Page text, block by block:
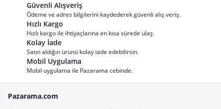
Güvenli Alışveriş
Ödeme ve adres bilgilerini kaydederek güvenli alış veriş.
Hızlı Kargo
Hızlı kargo ile ihtiyaçlarına en kısa sürede ulaş.
Kolay İade
Satın aldığın ürünü kolay iade edebilirsin.
Mobil Uygulama
Mobil uygulama ile Pazarama cebinde.
Pazarama.com